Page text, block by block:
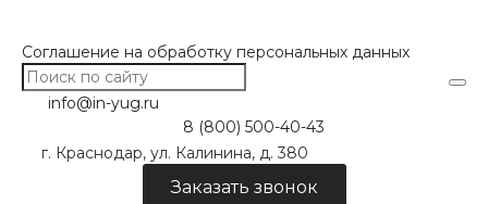
Соглашение на обработку персональных данных
info@in-yug.ru
8 (800) 500-40-43
г. Краснодар, ул. Калинина, д. 380
Заказать звонок